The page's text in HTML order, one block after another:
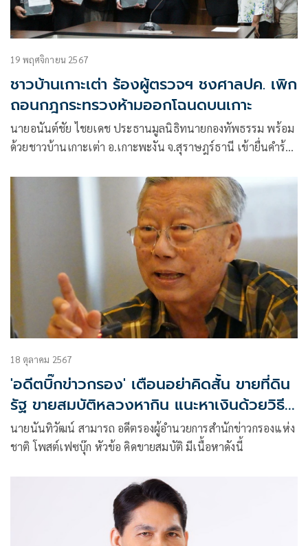
19 พฤศจิกายน 2567
ชาวบ้านเกาะเต่า ร้องผู้ตรวจฯ ชงศาลปค. เพิก
ถอนกฎกระทรวงห้ามออกโฉนดบนเกาะ
นายอนันต์ชัย ไชยเดช ประธานมูลนิธิทนายกองทัพธรรม พร้อม
ด้วยชาวบ้านเกาะเต่า อ.เกาะพะงัน จ.สุราษฎร์ธานี เข้ายื่นคำร้อง
18 ตุลาคม 2567
'อดีตบิ๊กข่าวกรอง' เตือนอย่าคิดสั้น ขายที่ดิน
รัฐ ขายสมบัติหลวงหากิน แนะหาเงินด้วยวิธี
อื่น
นายนันทิวัฒน์ สามารถ อดีตรองผู้อำนวยการสำนักข่าวกรองแห่ง
ชาติ โพสต์เฟซบุ๊ก หัวข้อ คิดขายสมบัติ มีเนื้อหาดังนี้